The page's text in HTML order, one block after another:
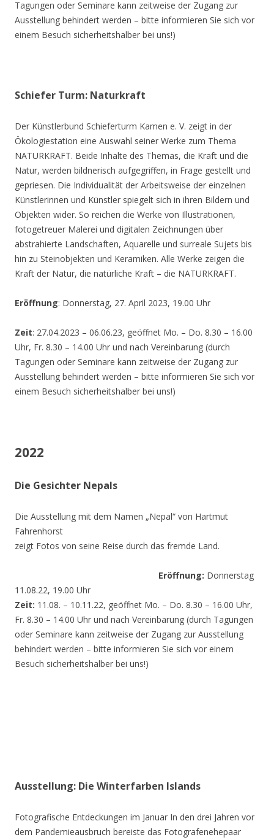
Tagungen oder Seminare kann zeitweise der Zugang zur
Ausstellung behindert werden – bitte informieren Sie sich vor
einem Besuch sicherheitshalber bei uns!)
Schiefer Turm: Naturkraft
Der Künstlerbund Schieferturm Kamen e. V. zeigt in der
Ökologiestation eine Auswahl seiner Werke zum Thema
NATURKRAFT. Beide Inhalte des Themas, die Kraft und die
Natur, werden bildnerisch aufgegriffen, in Frage gestellt und
gepriesen. Die Individualität der Arbeitsweise der einzelnen
Künstlerinnen und Künstler spiegelt sich in ihren Bildern und
Objekten wider. So reichen die Werke von Illustrationen,
fotogetreuer Malerei und digitalen Zeichnungen über
abstrahierte Landschaften, Aquarelle und surreale Sujets bis
hin zu Steinobjekten und Keramiken. Alle Werke zeigen die
Kraft der Natur, die natürliche Kraft – die NATURKRAFT.
Eröffnung: Donnerstag, 27. April 2023, 19.00 Uhr
Zeit: 27.04.2023 – 06.06.23, geöffnet Mo. – Do. 8.30 – 16.00
Uhr, Fr. 8.30 – 14.00 Uhr und nach Vereinbarung (durch
Tagungen oder Seminare kann zeitweise der Zugang zur
Ausstellung behindert werden – bitte informieren Sie sich vor
einem Besuch sicherheitshalber bei uns!)
2022
Die Gesichter Nepals
Die Ausstellung mit dem Namen „Nepal“ von Hartmut
Fahrenhorst
zeigt Fotos von seine Reise durch das fremde Land.
Eröffnung: Donnerstag
11.08.22, 19.00 Uhr
Zeit: 11.08. – 10.11.22, geöffnet Mo. – Do. 8.30 – 16.00 Uhr,
Fr. 8.30 – 14.00 Uhr und nach Vereinbarung (durch Tagungen
oder Seminare kann zeitweise der Zugang zur Ausstellung
behindert werden – bitte informieren Sie sich vor einem
Besuch sicherheitshalber bei uns!)
Ausstellung: Die Winterfarben Islands
Fotografische Entdeckungen im Januar In den drei Jahren vor
dem Pandemieausbruch bereiste das Fotografenehepaar